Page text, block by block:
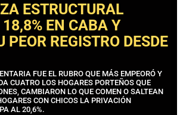
ESTRUCTURAL
EN CABA Y
PEOR REGISTRO DESDE
FUE EL RUBRO QUE MÁS EMPEORÓ Y
CUATRO LOS HOGARES PORTEÑOS QUE
CAMBIARON LO QUE COMEN O SALTEAN
CON CHICOS LA PRIVACIÓN
AL 20,6%.